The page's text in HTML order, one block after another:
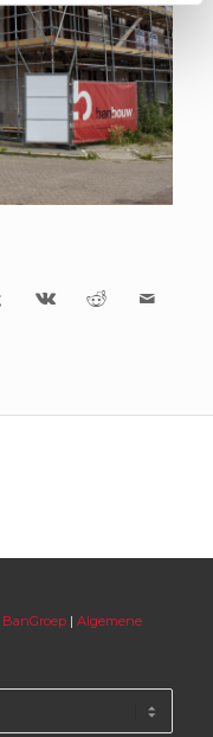
BanGroep| Algemene